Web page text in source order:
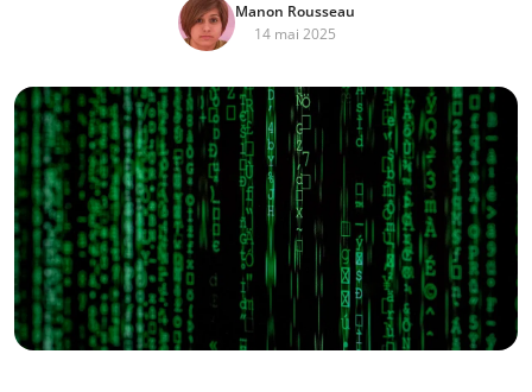
Manon Rousseau
14 mai 2025